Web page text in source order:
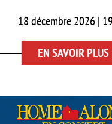
18 décembre 2026 |
EN SAVOIR PLUS